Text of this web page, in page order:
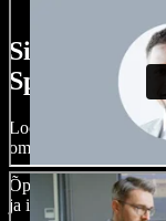
Siin on vaid
Speechify
Loo voice-over’eid,
oma häält ja pane
Õppimiskõver
ja ideed kiiresti ellu